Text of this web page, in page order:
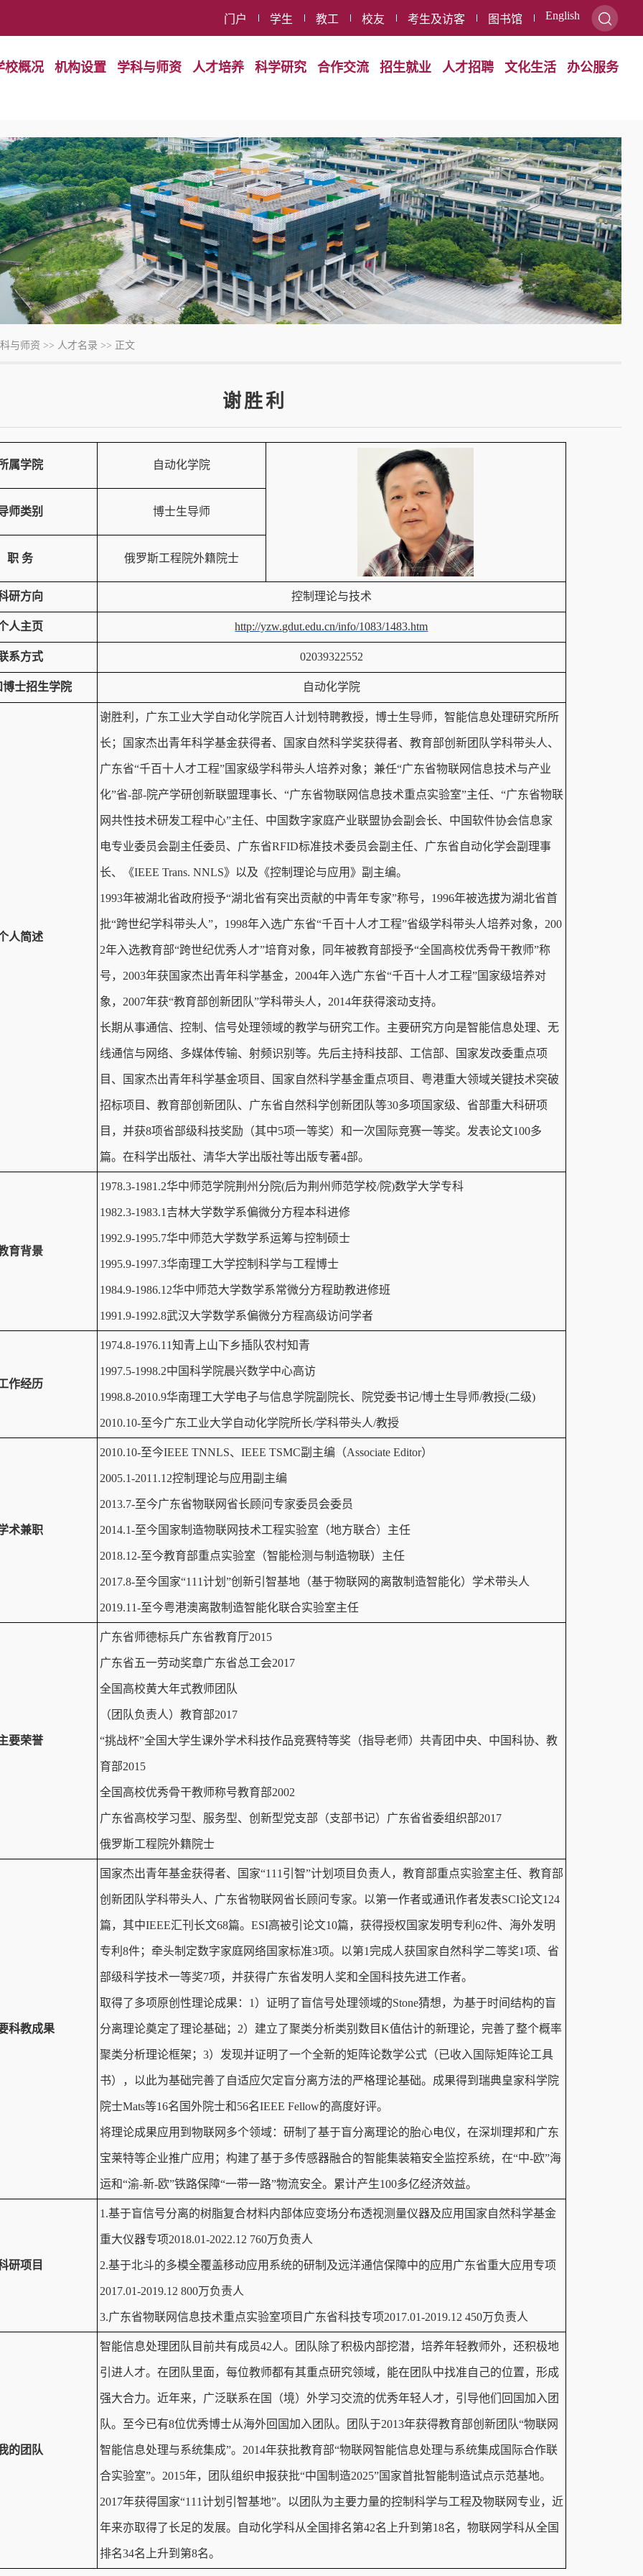
门户 学生 教工 校友 考生及访客 图书馆 English
校概况 机构设置 学科与师资 人才培养 科学研究 合作交流 招生就业 人才招聘 文化生活 办公服务
与师资 >> 人才名录 >> 正文
谢胜利
属学院 自动化学院
师类别 博士生导师
职 务 俄罗斯工程院外籍院士
研方向 控制理论与技术
人主页 http://yzw.gdut.edu.cn/info/1083/1483.htm
系方式 02039322552
博士招生学院 自动化学院
人简述
谢胜利，广东工业大学自动化学院百人计划特聘教授，博士生导师，智能信息处理研究所所
长；国家杰出青年科学基金获得者、国家自然科学奖获得者、教育部创新团队学科带头人、
广东省“千百十人才工程”国家级学科带头人培养对象；兼任“广东省物联网信息技术与产业
化”省-部-院产学研创新联盟理事长、“广东省物联网信息技术重点实验室”主任、“广东省物联
网共性技术研发工程中心”主任、中国数字家庭产业联盟协会副会长、中国软件协会信息家
电专业委员会副主任委员、广东省RFID标准技术委员会副主任、广东省自动化学会副理事
长、《IEEE Trans. NNLS》以及《控制理论与应用》副主编。
1993年被湖北省政府授予“湖北省有突出贡献的中青年专家”称号，1996年被选拔为湖北省首
批“跨世纪学科带头人”，1998年入选广东省“千百十人才工程”省级学科带头人培养对象，200
2年入选教育部“跨世纪优秀人才”培育对象，同年被教育部授予“全国高校优秀骨干教师”称
号，2003年获国家杰出青年科学基金，2004年入选广东省“千百十人才工程”国家级培养对
象，2007年获“教育部创新团队”学科带头人，2014年获得滚动支持。
长期从事通信、控制、信号处理领域的教学与研究工作。主要研究方向是智能信息处理、无
线通信与网络、多媒体传输、射频识别等。先后主持科技部、工信部、国家发改委重点项
目、国家杰出青年科学基金项目、国家自然科学基金重点项目、粤港重大领域关键技术突破
招标项目、教育部创新团队、广东省自然科学创新团队等30多项国家级、省部重大科研项
目，并获8项省部级科技奖励（其中5项一等奖）和一次国际竞赛一等奖。发表论文100多
篇。在科学出版社、清华大学出版社等出版专著4部。
育背景
1978.3-1981.2华中师范学院荆州分院(后为荆州师范学校/院)数学大学专科
1982.3-1983.1吉林大学数学系偏微分方程本科进修
1992.9-1995.7华中师范大学数学系运筹与控制硕士
1995.9-1997.3华南理工大学控制科学与工程博士
1984.9-1986.12华中师范大学数学系常微分方程助教进修班
1991.9-1992.8武汉大学数学系偏微分方程高级访问学者
作经历
1974.8-1976.11知青上山下乡插队农村知青
1997.5-1998.2中国科学院晨兴数学中心高访
1998.8-2010.9华南理工大学电子与信息学院副院长、院党委书记/博士生导师/教授(二级)
2010.10-至今广东工业大学自动化学院所长/学科带头人/教授
术兼职
2010.10-至今IEEE TNNLS、IEEE TSMC副主编（Associate Editor）
2005.1-2011.12控制理论与应用副主编
2013.7-至今广东省物联网省长顾问专家委员会委员
2014.1-至今国家制造物联网技术工程实验室（地方联合）主任
2018.12-至今教育部重点实验室（智能检测与制造物联）主任
2017.8-至今国家“111计划”创新引智基地（基于物联网的离散制造智能化）学术带头人
2019.11-至今粤港澳离散制造智能化联合实验室主任
要荣誉
广东省师德标兵广东省教育厅2015
广东省五一劳动奖章广东省总工会2017
全国高校黄大年式教师团队
（团队负责人）教育部2017
“挑战杯”全国大学生课外学术科技作品竞赛特等奖（指导老师）共青团中央、中国科协、教
育部2015
全国高校优秀骨干教师称号教育部2002
广东省高校学习型、服务型、创新型党支部（支部书记）广东省省委组织部2017
俄罗斯工程院外籍院士
科教成果
国家杰出青年基金获得者、国家“111引智”计划项目负责人，教育部重点实验室主任、教育部
创新团队学科带头人、广东省物联网省长顾问专家。以第一作者或通讯作者发表SCI论文124
篇，其中IEEE汇刊长文68篇。ESI高被引论文10篇，获得授权国家发明专利62件、海外发明
专利8件；牵头制定数字家庭网络国家标准3项。以第1完成人获国家自然科学二等奖1项、省
部级科学技术一等奖7项，并获得广东省发明人奖和全国科技先进工作者。
取得了多项原创性理论成果：1）证明了盲信号处理领域的Stone猜想，为基于时间结构的盲
分离理论奠定了理论基础；2）建立了聚类分析类别数目K值估计的新理论，完善了整个概率
聚类分析理论框架；3）发现并证明了一个全新的矩阵论数学公式（已收入国际矩阵论工具
书），以此为基础完善了自适应欠定盲分离方法的严格理论基础。成果得到瑞典皇家科学院
院士Mats等16名国外院士和56名IEEE Fellow的高度好评。
将理论成果应用到物联网多个领域：研制了基于盲分离理论的胎心电仪，在深圳理邦和广东
宝莱特等企业推广应用；构建了基于多传感器融合的智能集装箱安全监控系统，在“中-欧”海
运和“渝-新-欧”铁路保障“一带一路”物流安全。累计产生100多亿经济效益。
研项目
1.基于盲信号分离的树脂复合材料内部体应变场分布透视测量仪器及应用国家自然科学基金
重大仪器专项2018.01-2022.12 760万负责人
2.基于北斗的多模全覆盖移动应用系统的研制及远洋通信保障中的应用广东省重大应用专项
2017.01-2019.12 800万负责人
3.广东省物联网信息技术重点实验室项目广东省科技专项2017.01-2019.12 450万负责人
的团队
智能信息处理团队目前共有成员42人。团队除了积极内部挖潜，培养年轻教师外，还积极地
引进人才。在团队里面，每位教师都有其重点研究领域，能在团队中找准自己的位置，形成
强大合力。近年来，广泛联系在国（境）外学习交流的优秀年轻人才，引导他们回国加入团
队。至今已有8位优秀博士从海外回国加入团队。团队于2013年获得教育部创新团队“物联网
智能信息处理与系统集成”。2014年获批教育部“物联网智能信息处理与系统集成国际合作联
合实验室”。2015年，团队组织申报获批“中国制造2025”国家首批智能制造试点示范基地。
2017年获得国家“111计划引智基地”。以团队为主要力量的控制科学与工程及物联网专业，近
年来亦取得了长足的发展。自动化学科从全国排名第42名上升到第18名，物联网学科从全国
排名34名上升到第8名。